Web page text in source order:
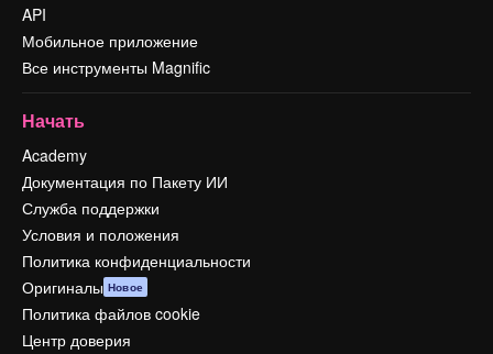
API
Мобильное приложение
Все инструменты Magnific
Начать
Academy
Документация по Пакету ИИ
Служба поддержки
Условия и положения
Политика конфиденциальности
Оригиналы Новое
Политика файлов cookie
Центр доверия